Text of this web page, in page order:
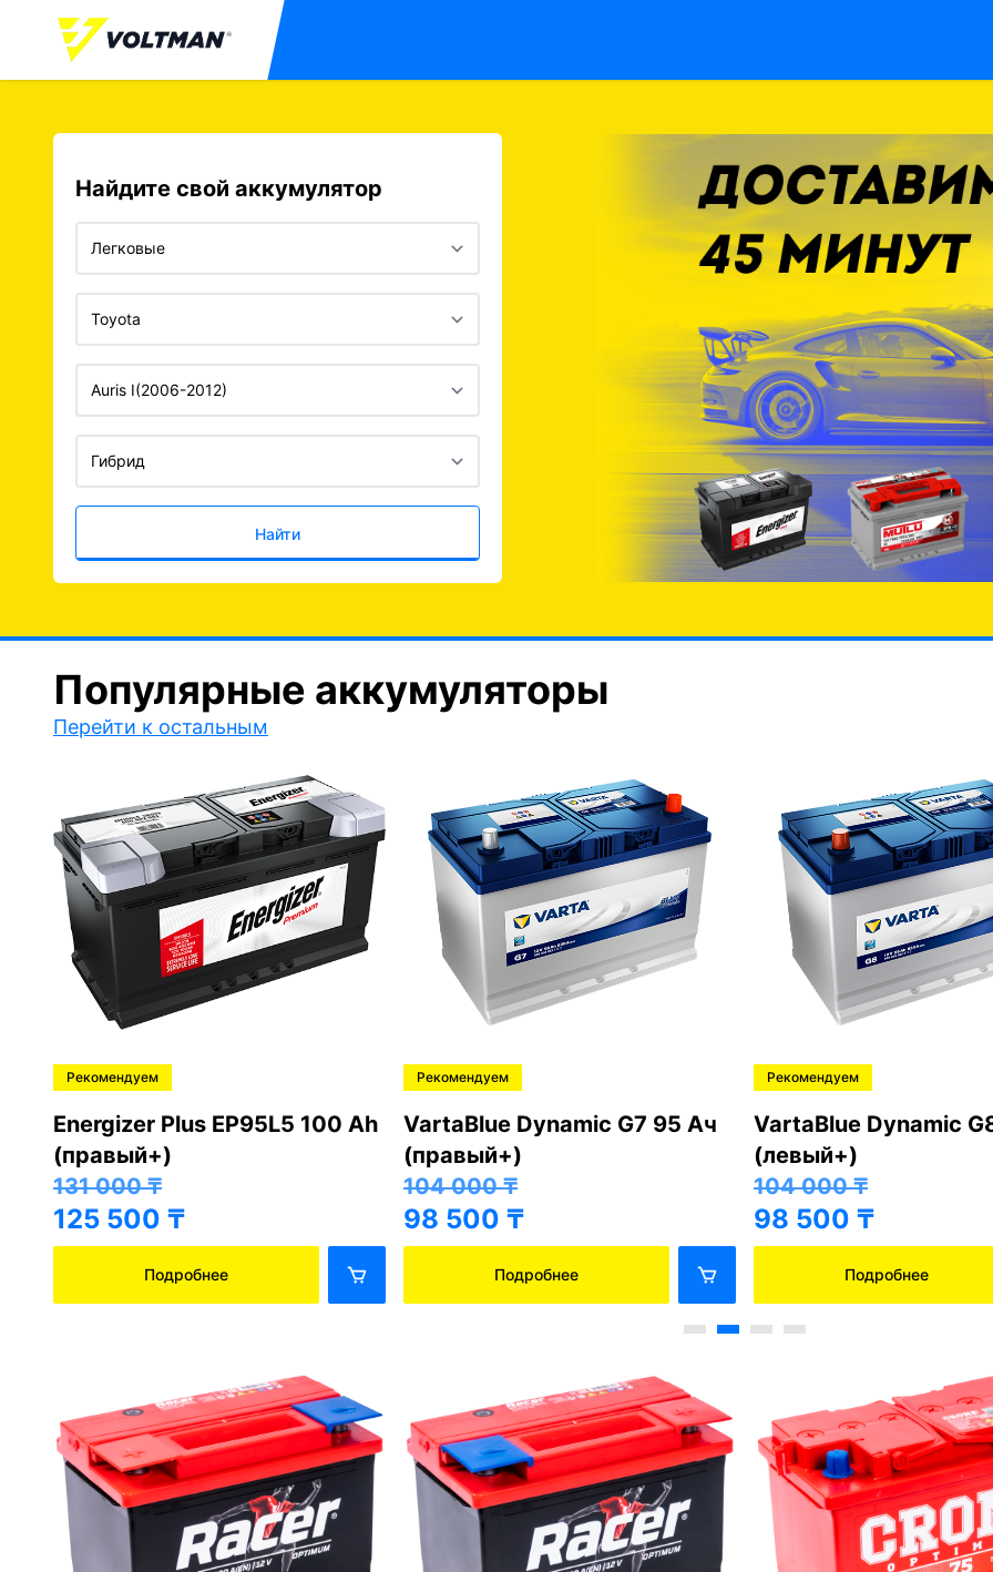
Найдите свой аккумулятор
Найти
Популярные аккумуляторы
Перейти к остальным
Рекомендуем
Energizer Plus EP95L5 100 Ah
(правый+)
131 000₸
125 500 ₸
Подробнее
Рекомендуем
VartaBlue Dynamic G7 95 Ач
(правый+)
104 000₸
98 500 ₸
Подробнее
Рекомендуем
VartaBlue Dynamic
(левый+)
104 000₸
98 500 ₸
Подробнее